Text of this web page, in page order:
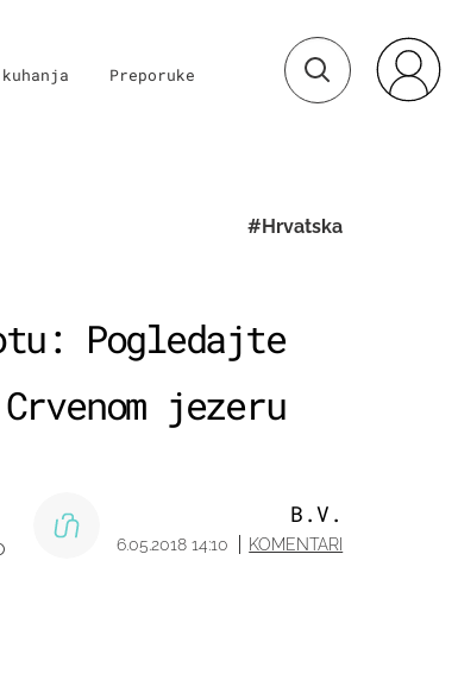
Preporuke
#Hrvatska
Pogledajte
jezeru
B.V.
6.05.2018 14:10 KOMENTARI